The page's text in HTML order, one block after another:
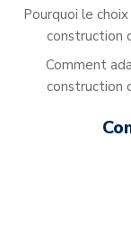
Pourquoi le
construction
Comment
construction